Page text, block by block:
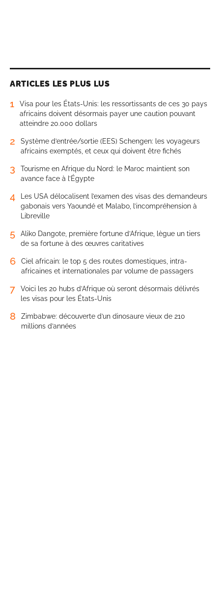
ARTICLES LES PLUS LUS
1
Visa pour les États-Unis: les ressortissants de ces 30 pays
africains doivent désormais payer une caution pouvant
atteindre 20.000 dollars
2
Système d’entrée/sortie (EES) Schengen: les voyageurs
africains exemptés, et ceux qui doivent être fichés
3
Tourisme en Afrique du Nord: le Maroc maintient son
avance face à l’Égypte
4
Les USA délocalisent l’examen des visas des demandeurs
gabonais vers Yaoundé et Malabo, l’incompréhension à
Libreville
5
Aliko Dangote, première fortune d’Afrique, lègue un tiers
de sa fortune à des œuvres caritatives
6
Ciel africain: le top 5 des routes domestiques, intra-
africaines et internationales par volume de passagers
7
Voici les 20 hubs d’Afrique où seront désormais délivrés
les visas pour les États-Unis
8
Zimbabwe: découverte d’un dinosaure vieux de 210
millions d’années